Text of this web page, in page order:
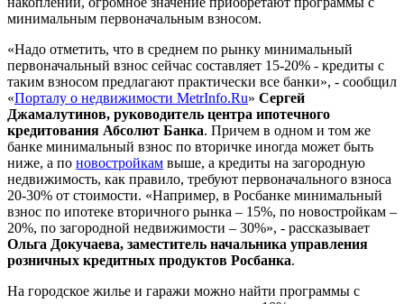
минимальным первоначальным взносом.
«Надо отметить, что в среднем по рынку минимальный
первоначальный взнос сейчас составляет 15-20% - кредиты с
таким взносом предлагают практически все банки», - сообщил
«Порталу о недвижимости MetrInfo.Ru» Сергей
Джамалутинов, руководитель центра ипотечного
кредитования Абсолют Банка. Причем в одном и том же
банке минимальный взнос по вторичке иногда может быть
ниже, а по новостройкам выше, а кредиты на загородную
недвижимость, как правило, требуют первоначального взноса
20-30% от стоимости. «Например, в Росбанке минимальный
взнос по ипотеке вторичного рынка – 15%, по новостройкам –
20%, по загородной недвижимости – 30%», - рассказывает
Ольга Докучаева, заместитель начальника управления
розничных кредитных продуктов Росбанка.
На городское жилье и гаражи можно найти программы с